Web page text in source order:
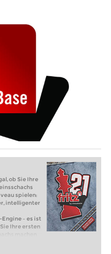
ob Sie Ihre
spielen:
intelligenter
Engine – es ist
Ihre ersten
machen
Mit
und